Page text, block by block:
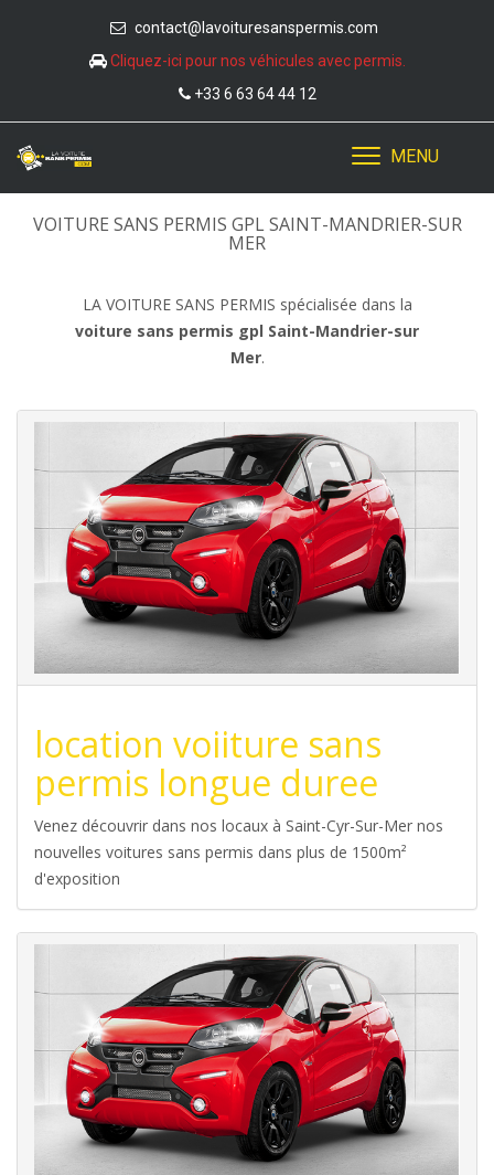
contact@lavoituresanspermis.com
Cliquez-ici pour nos véhicules avec permis.
+33 6 63 64 44 12
MENU
VOITURE SANS PERMIS GPL SAINT-MANDRIER-SUR
MER
LA VOITURE SANS PERMIS spécialisée dans la
voiture sans permis gpl Saint-Mandrier-sur
Mer.
location voiiture sans
permis longue duree
Venez découvrir dans nos locaux à Saint-Cyr-Sur-Mer nos
nouvelles voitures sans permis dans plus de 1500m²
d'exposition